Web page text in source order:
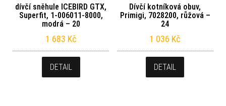
dívčí sněhule ICEBIRD GTX,
Superfit, 1-006011-8000,
modrá – 20
1 683 Kč
DETAIL
Dívčí kotníková obuv,
Primigi, 7028200, růžová –
24
1 036 Kč
DETAIL